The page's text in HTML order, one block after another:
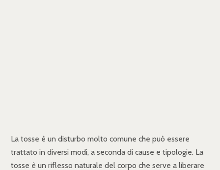
La tosse è un disturbo molto comune che può essere
trattato in diversi modi, a seconda di cause e tipologie. La
tosse è un riflesso naturale del corpo che serve a liberare